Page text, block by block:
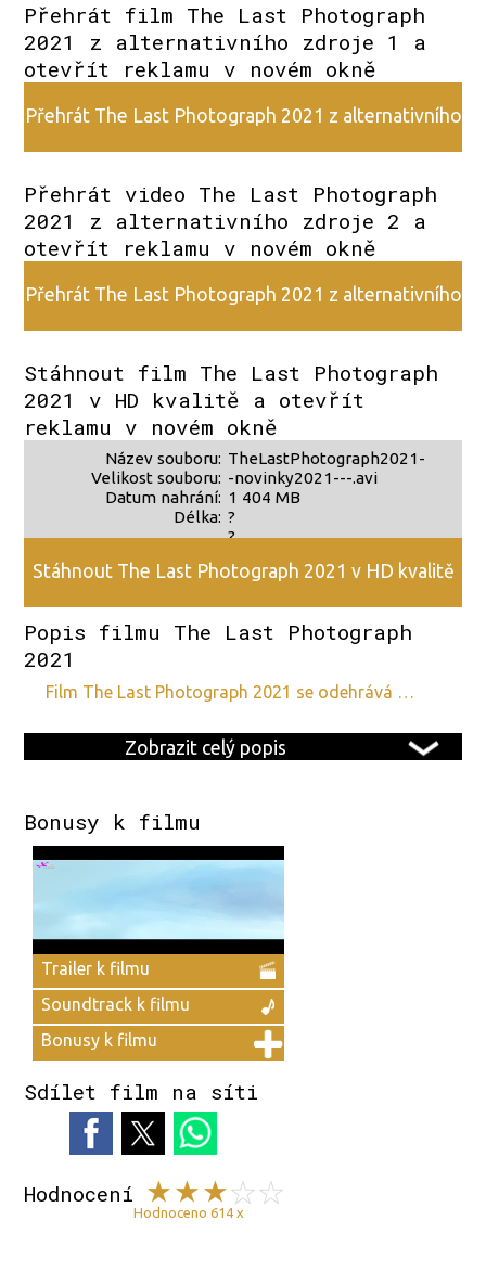
Přehrát film The Last Photograph
2021 z alternativního zdroje 1 a
otevřít reklamu v novém okně
Přehrát The Last Photograph 2021 z alternativního
Přehrát video The Last Photograph
2021 z alternativního zdroje 2 a
otevřít reklamu v novém okně
Přehrát The Last Photograph 2021 z alternativního
Stáhnout film The Last Photograph
2021 v HD kvalitě a otevřít
reklamu v novém okně
Název souboru:
Velikost souboru:
Datum nahrání:
Délka:
TheLastPhotograph2021-
-novinky2021---.avi
1 404 MB
?
?
Stáhnout The Last Photograph 2021 v HD kvalitě
Popis filmu The Last Photograph
2021
film The Last Photograph 2021 se odehrává …
Zobrazit celý popis
Bonusy k filmu
Trailer k filmu
Soundtrack k filmu
Bonusy k filmu
Sdílet film na síti
Hodnocení
Hodnoceno 614 x